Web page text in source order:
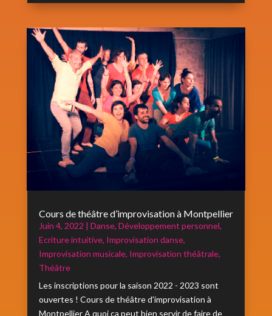
Cours de théâtre d’improvisation à Montpellier
Juin 4, 2022 | Danse, Développement personnel,
Ecriture intuitive, Improvisation danse,
Improvisation musicale, Improvisation théâtrale,
Théâtre
Les inscriptions pour la saison 2022 - 2023 sont
ouvertes ! Cours de théâtre d'improvisation à
Montpellier A quoi ça peut bien servir de faire de